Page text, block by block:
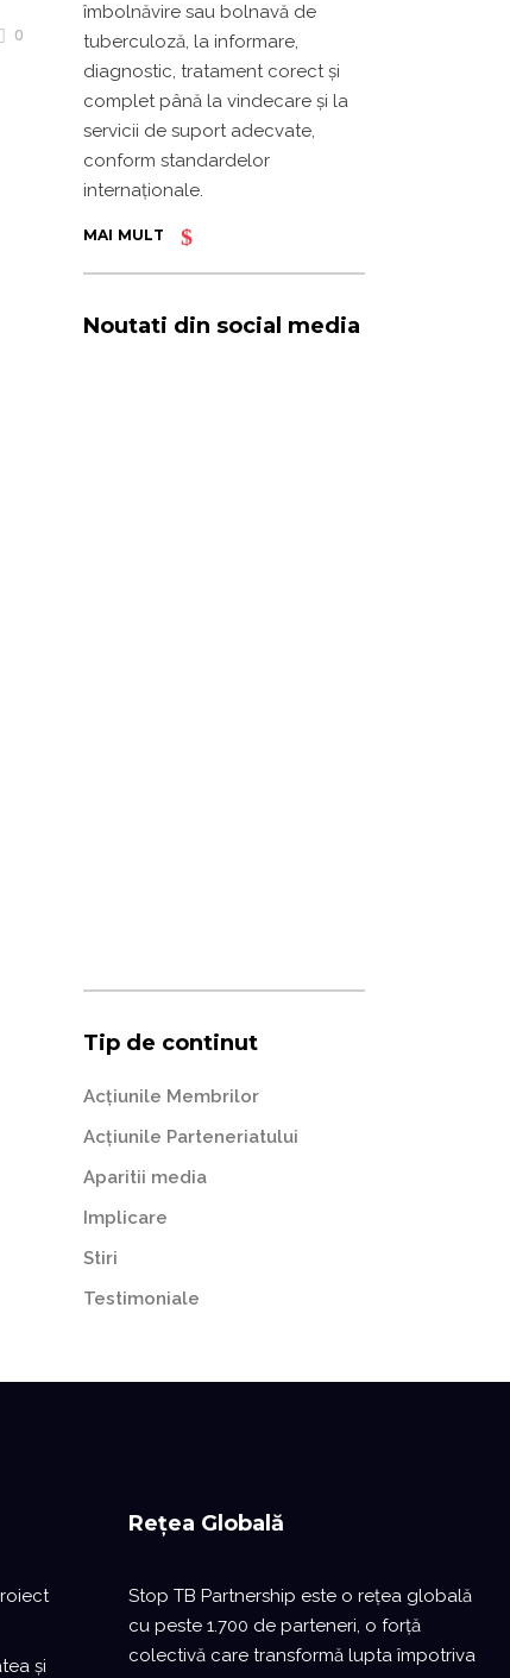
0
îmbolnăvire sau bolnavă de
tuberculoză, la informare,
diagnostic, tratament corect și
complet până la vindecare și la
servicii de suport adecvate,
conform standardelor
internaționale.
MAI MULT
Noutati din social media
Tip de continut
Acțiunile Membrilor
Acțiunile Parteneriatului
Aparitii media
Implicare
Stiri
Testimoniale
și
Rețea Globală
Stop TB Partnership este o reţea globală
cu peste 1.700 de parteneri, o forță
colectivă care transformă lupta împotriva